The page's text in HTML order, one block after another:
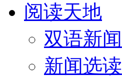
阅读天地
双语新闻
新闻选读